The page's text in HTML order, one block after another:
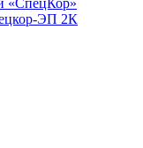
«СпецКор»
ЭП 2К